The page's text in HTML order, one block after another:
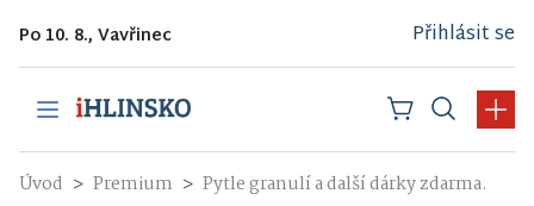
Po 10. 8., Vavřinec Přihlásit se
Úvod Premium Pytle granulí a další dárky zdarma.